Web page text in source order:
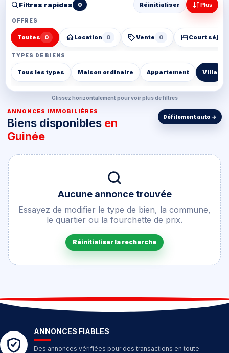
Filtres rapides 0 Réinitialiser Plus
OFFRES
Toutes 0 Location 0 Vente 0 Court séjour
TYPES DE BIENS
Tous les types Maison ordinaire Appartement Villa
Glissez horizontalement pour voir plus de filtres
ANNONCES IMMOBILIÈRES
Biens disponibles en
Guinée
Aucune annonce trouvée
Essayez de modifier le type de bien, la commune,
le quartier ou la fourchette de prix.
Réinitialiser la recherche
ANNONCES FIABLES
Des annonces vérifiées pour des transactions en toute